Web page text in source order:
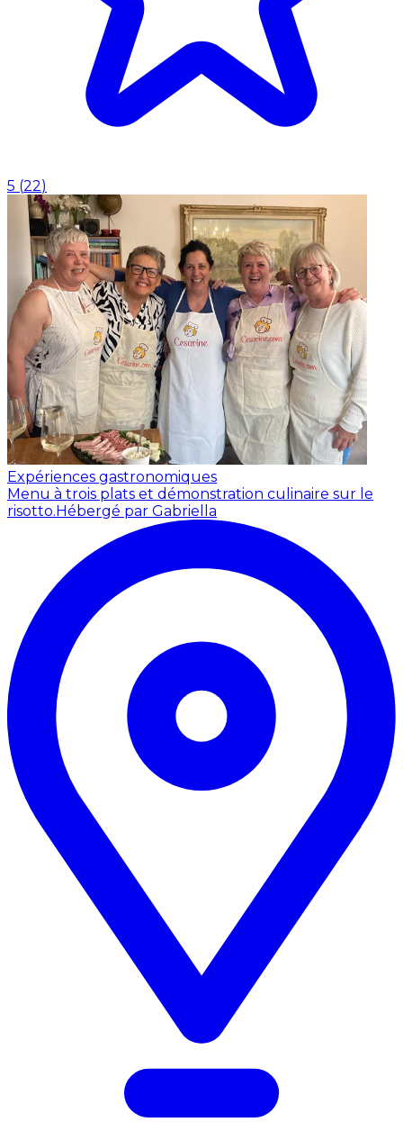
5 (22)
Expériences gastronomiques
Menu à trois plats et démonstration culinaire sur le
risotto.Hébergé par Gabriella